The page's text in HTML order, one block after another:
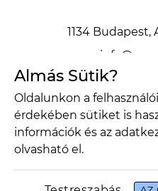
1134 Budapest,
1134 Budapest,
Almás Sütik?
Oldalunkon a
érdekében sütiket is
információk és az
olvasható el.